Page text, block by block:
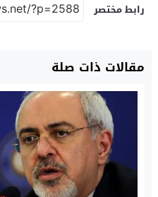
رابط مختصر
مقالات ذات صلة